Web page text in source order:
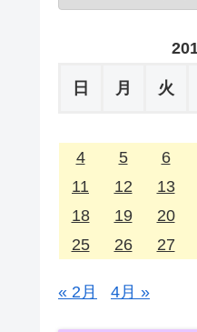
日 月 火
4
5 6
11
12 13
18
19 20
25
26 27
« 2月 4月 »